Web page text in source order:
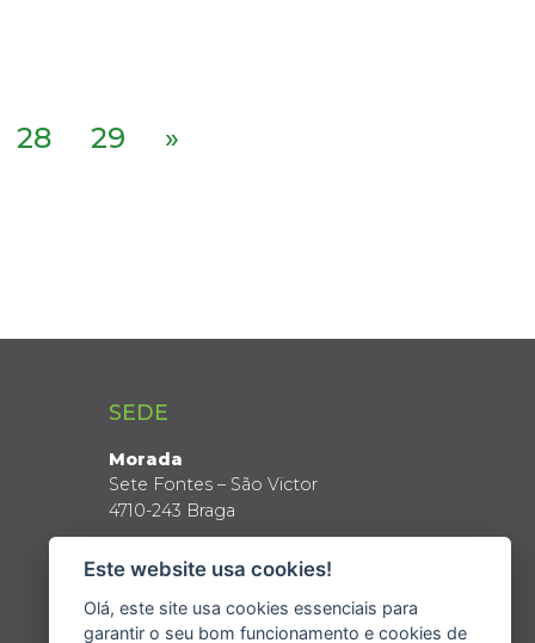
28 29 »
SEDE
Morada
Sete Fontes – São Victor
4710-243 Braga
Latitude: 41º 34’ N
Longitude: 8º 24’ W
Este website usa cookies!
Olá, este site usa cookies essenciais para
garantir o seu bom funcionamento e cookies de